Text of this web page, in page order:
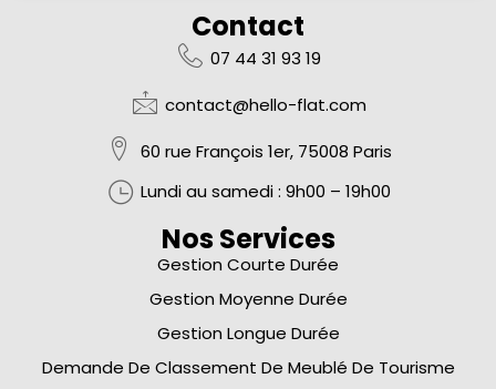
Contact
07 44 31 93 19
contact@hello-flat.com
60 rue François 1er, 75008 Paris
Lundi au samedi :9h00 – 19h00
Nos Services
Gestion Courte Durée
Gestion Moyenne Durée
Gestion Longue Durée
Demande De Classement De Meublé De Tourisme